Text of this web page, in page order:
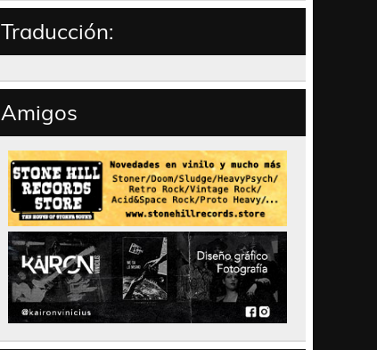
Traducción:
Amigos